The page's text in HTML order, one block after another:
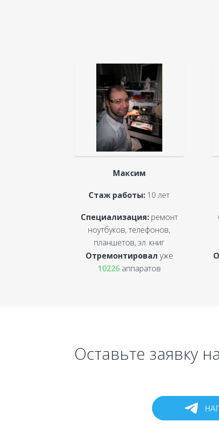
Максим
Стаж работы: 10 лет
Специализация:ремонт
ноутбуков, телефонов,
планшетов, эл. книг
Отремонтировал уже
10226аппаратов
Оставьте заявку